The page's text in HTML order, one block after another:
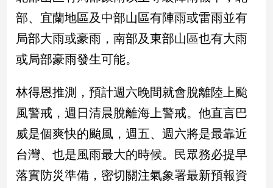
聞
流
行/
尚
星
生
活
建
部、宜蘭地區及中部山區有陣雨或雷雨並有
局部大雨或豪雨，南部及東部山區也有大雨
或局部豪雨發生可能。
林得恩推測，預計週六晚間就會脫離陸上颱
風警戒，週日清晨脫離海上警戒。他直言巴
威是個爽快的颱風，週五、週六將是最靠近
台灣、也是風雨最大的時候。民眾務必提早
落實防災準備，密切關注氣象署最新預報資